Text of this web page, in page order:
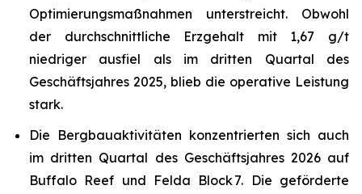
Optimierungsmaßnahmen unterstreicht. Obwohl
der durchschnittliche Erzgehalt mit 1,67 g/t
niedriger ausfiel als im dritten Quartal des
Geschäftsjahres 2025, blieb die operative Leistung
stark.
Die Bergbauaktivitäten konzentrierten sich auch
im dritten Quartal des Geschäftsjahres 2026 auf
Buffalo Reef und Felda Block 7. Die geförderte